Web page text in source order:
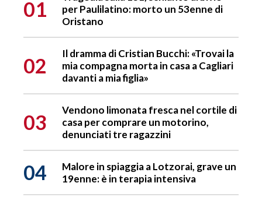
01
per Paulilatino: morto un 53enne di
Oristano
02
Il dramma di Cristian Bucchi: «Trovai la
mia compagna morta in casa a Cagliari
davanti a mia figlia»
03
Vendono limonata fresca nel cortile di
casa per comprare un motorino,
denunciati tre ragazzini
04
Malore in spiaggia a Lotzorai, grave un
19enne: è in terapia intensiva